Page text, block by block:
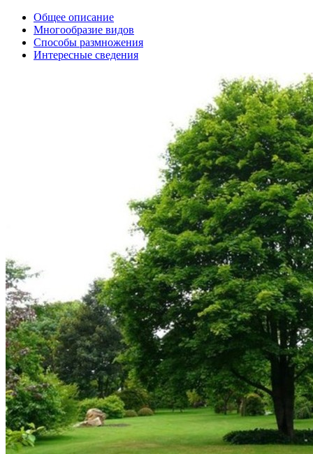
Общее описание
Многообразие видов
Способы размножения
Интересные сведения